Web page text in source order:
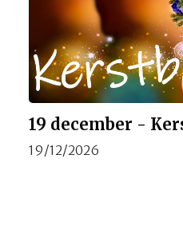
19 december -
19/12/2026